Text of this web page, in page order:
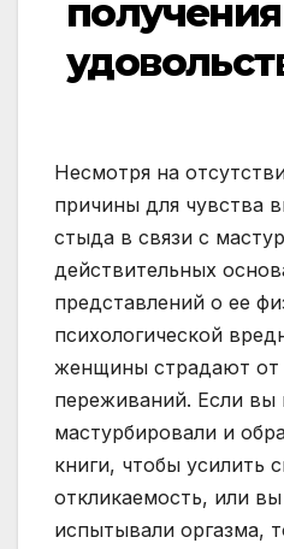
получения
Несмотря на
причины для чувства
стыда в связи с
действительных
представлений о ее
психологической
женщины страдают от
переживаний. Если вы
мастурбировали и
книги, чтобы усилить
откликаемость, или
испытывали оргазма,